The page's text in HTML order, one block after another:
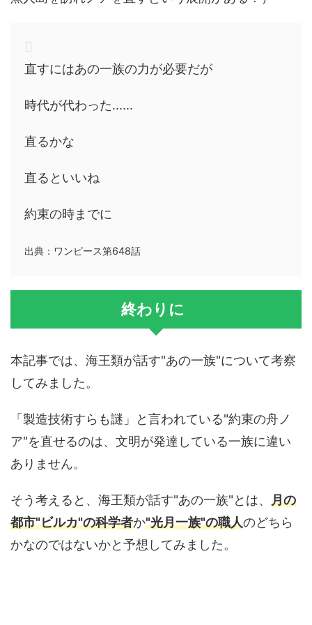
直すにはあの一族の力が必要だが
時代が代わった......
直るかな
直るといいね
約束の時までに
出典：ワンピース第648話
終わりに
本記事では、海王類が話す"あの一族"について考察
してみました。
「製造技術すらも謎」と言われている"約束の舟ノ
ア"を直せるのは、文明が発達している一族に違い
ありません。
そう考えると、海王類が話す"あの一族"とは、 月の
都市"ビルカ"の科学者か"光月一族"の職人のどちら
かなのではないかと予想してみました。